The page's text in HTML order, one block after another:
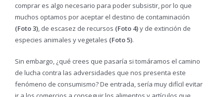
comprar es algo necesario para poder subsistir, por lo que
muchos optamos por aceptar el destino de contaminación
(Foto 3), de escasez de recursos (Foto 4)y de extinción de
especies animales y vegetales (Foto 5).
Sin embargo, ¿qué crees que pasaría si tomáramos el camino
de lucha contra las adversidades que nos presenta este
fenómeno de consumismo? De entrada, sería muy difícil evitar